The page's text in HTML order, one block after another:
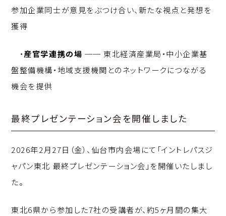
参加企業同士が意見をぶつけ合い、新たな視点と発想を
獲得
・産官学連携の場 ── 東北経済産業局・中小企業基
盤整備機構・地域支援機関とのネットワークにつながる
機会を提供
最終プレゼンテーション会を開催しました
2026年2月27日（金）、仙台市内会場にて「イントレパスジ
ャパン東北 最終プレゼンテーション会」を開催いたしまし
た。
東北6県から参加した7社の受講者が、約5ヶ月間の集大